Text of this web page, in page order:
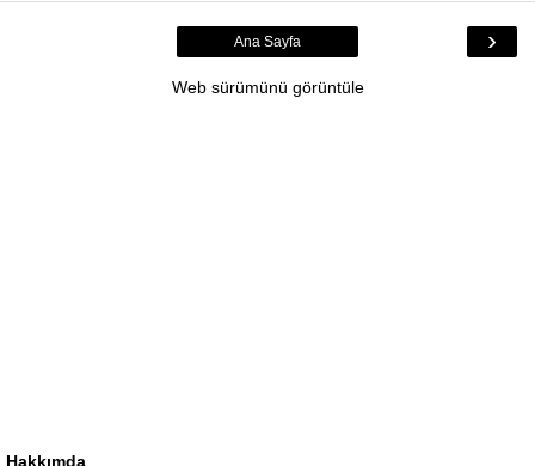
›
Ana Sayfa
Web sürümünü görüntüle
Hakkımda